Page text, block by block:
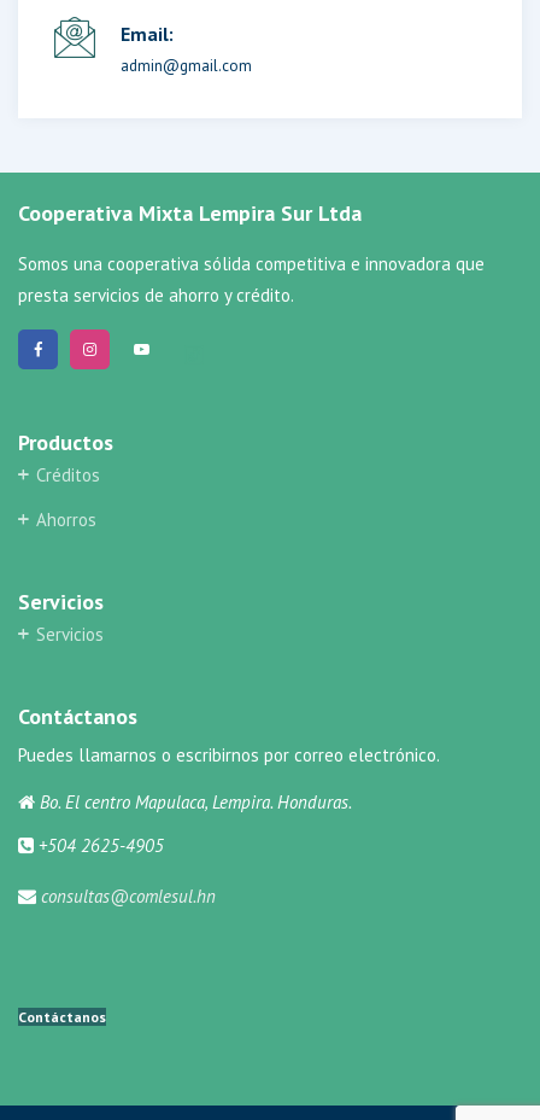
Email:
admin@gmail.com
Cooperativa Mixta Lempira Sur Ltda
Somos una cooperativa sólida competitiva e innovadora que
presta servicios de ahorro y crédito.
Productos
Créditos
Ahorros
Servicios
Servicios
Contáctanos
Puedes llamarnos o escribirnos por correo electrónico.
Bo. El centro Mapulaca, Lempira. Honduras.
+504 2625-4905
consultas@comlesul.hn
Contáctanos